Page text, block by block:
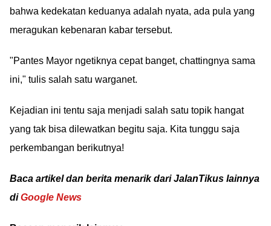
bahwa kedekatan keduanya adalah nyata, ada pula yang
meragukan kebenaran kabar tersebut.
"Pantes Mayor ngetiknya cepat banget, chattingnya sama
ini," tulis salah satu warganet.
Kejadian ini tentu saja menjadi salah satu topik hangat
yang tak bisa dilewatkan begitu saja. Kita tunggu saja
perkembangan berikutnya!
Baca artikel dan berita menarik dari JalanTikus lainnya
diGoogle News